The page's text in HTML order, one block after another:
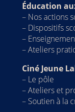
Éducation
– Nos actions
– Dispositifs
–
–Ateliers
Ciné Jeune
– Le pôle
–Ateliers et
– Soutien à la